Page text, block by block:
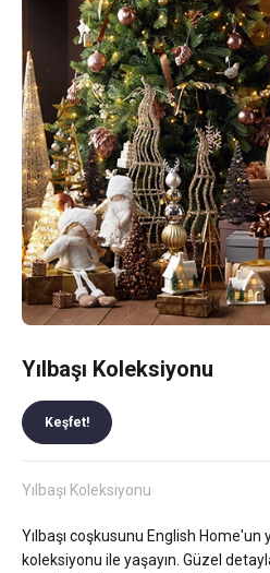
Yılbaşı Koleksiyonu
Keşfet!
Yılbaşı Koleksiyonu
Yılbaşı coşkusunu English Home'un
koleksiyonu ile yaşayın. Güzel